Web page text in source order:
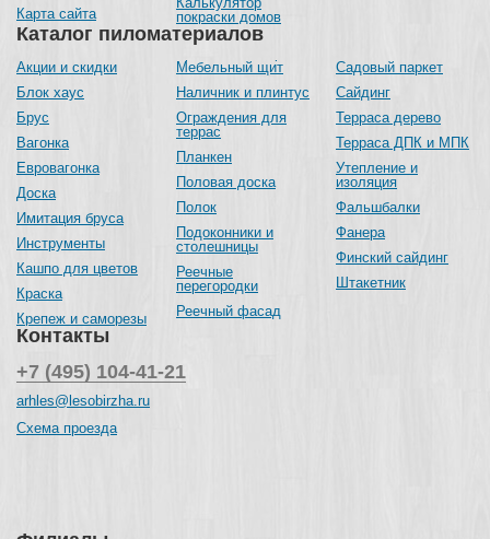
Каталог пиломатериалов
Акции и скидки
Блок хаус
Брус
Вагонка
Евровагонка
Доска
Имитация бруса
Инструменты
Кашпо для цветов
Краска
Крепеж и саморезы
Мебельный щит
Наличник и плинтус
Ограждения для
террас
Планкен
Половая доска
Полок
Подоконники и
столешницы
Реечные
перегородки
Реечный фасад
Садовый паркет
Сайдинг
Терраса дерево
Терраса ДПК и МПК
Утепление и
изоляция
Фальшбалки
Фанера
Финский сайдинг
Штакетник
Карта сайта
покраски домов
Контакты
+7 (495) 104-41-21
arhles@lesobirzha.ru
Схема проезда